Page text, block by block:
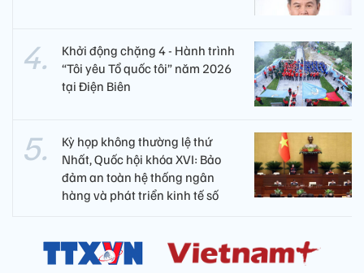
Khởi động chặng 4 - Hành trình
“Tôi yêu Tổ quốc tôi” năm 2026
tại Điện Biên
Kỳ họp không thường lệ thứ
Nhất, Quốc hội khóa XVI: Bảo
đảm an toàn hệ thống ngân
hàng và phát triển kinh tế số